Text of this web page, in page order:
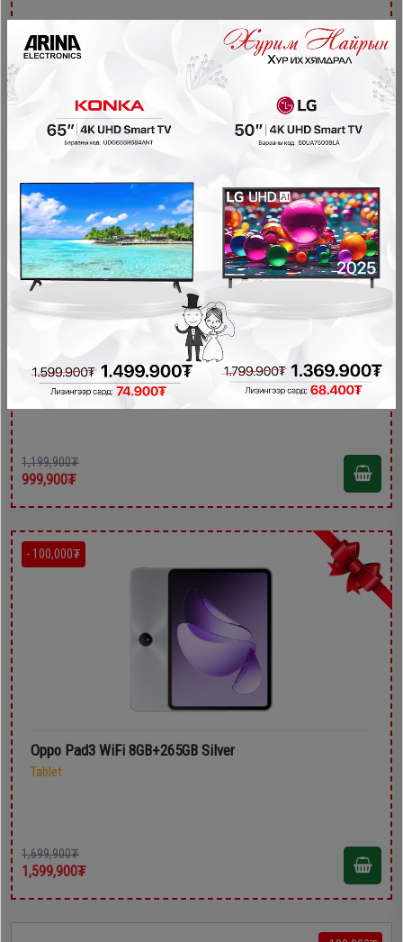
Infinix Xpad20 Cellular 8GB/256GB
Tablet
1,199,900₮
999,900₮
- 100,000₮
Oppo Pad3 WiFi 8GB+265GB Silver
Tablet
1,699,900₮
1,599,900₮